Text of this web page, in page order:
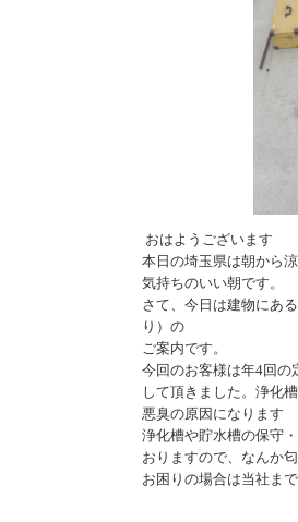
おはようございます
本日の埼玉県は朝から
気持ちのいい朝です。
さて、今日は建物にあ
り）の
ご案内です。
今回のお客様は年4回の
して頂きました。浄化
悪臭の原因になります
浄化槽や貯水槽の保守
おりますので、なんか
お困りの場合は当社ま